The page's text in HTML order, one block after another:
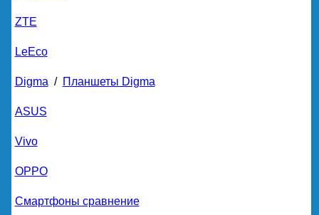
ZTE
LeEco
Digma / Планшеты Digma
ASUS
Vivo
OPPO
Смартфоны сравнение